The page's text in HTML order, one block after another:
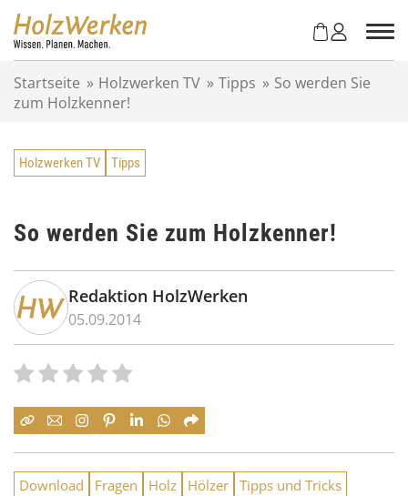
Startseite » Holzwerken TV » Tipps » So werden Sie
zum Holzkenner!
Holzwerken TV Tipps
So werden Sie zum Holzkenner!
Redaktion HolzWerken
05.09.2014
Download Fragen Holz Hölzer Tipps und Tricks